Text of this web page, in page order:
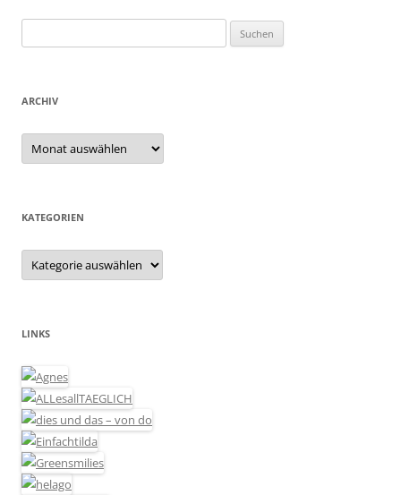
nach:
ARCHIV
Archiv
KATEGORIEN
Kategorien
LINKS